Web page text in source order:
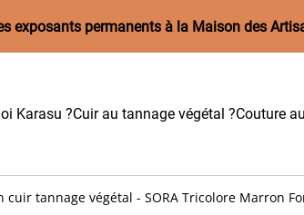
exposants permanents à la Maison des
Karasu ?Cuir au tannage végétal ?Couture
cuir tannage végétal - SORA Tricolore Marron